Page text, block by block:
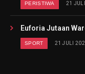
PERISTIWA 21
Euforia Jutaan
SPORT 21 JULI